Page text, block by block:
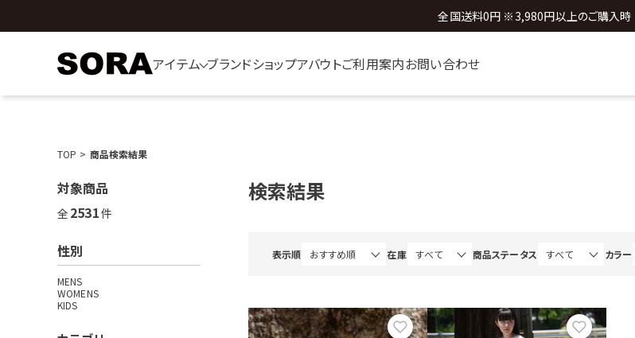
全国送料0円 ※3,980円以上のご購入時
アイテム ブランドショップアバウトご利用案内お問い合わせ
TOP 商品検索結果
対象商品
全 2531件
性別
MENS
WOMENS
KIDS
検索結果
表示順 在庫 商品ステータス カラー
お気に入り お気に入り